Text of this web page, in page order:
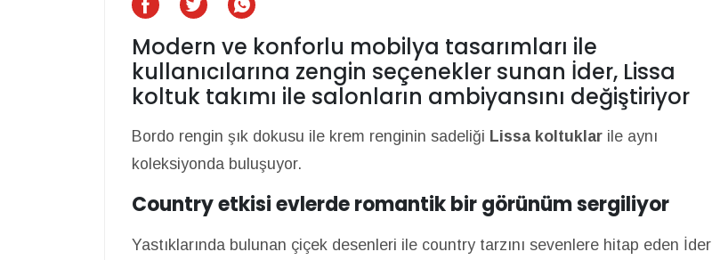
Modern ve konforlu mobilya tasarımları ile
kullanıcılarına zengin seçenekler sunan İder, Lissa
koltuk takımı ile salonların ambiyansını değiştiriyor
Bordo rengin şık dokusu ile krem renginin sadeliği Lissa koltuklar ile aynı
koleksiyonda buluşuyor.
Country etkisi evlerde romantik bir görünüm sergiliyor
Yastıklarında bulunan çiçek desenleri ile country tarzını sevenlere hitap eden İder